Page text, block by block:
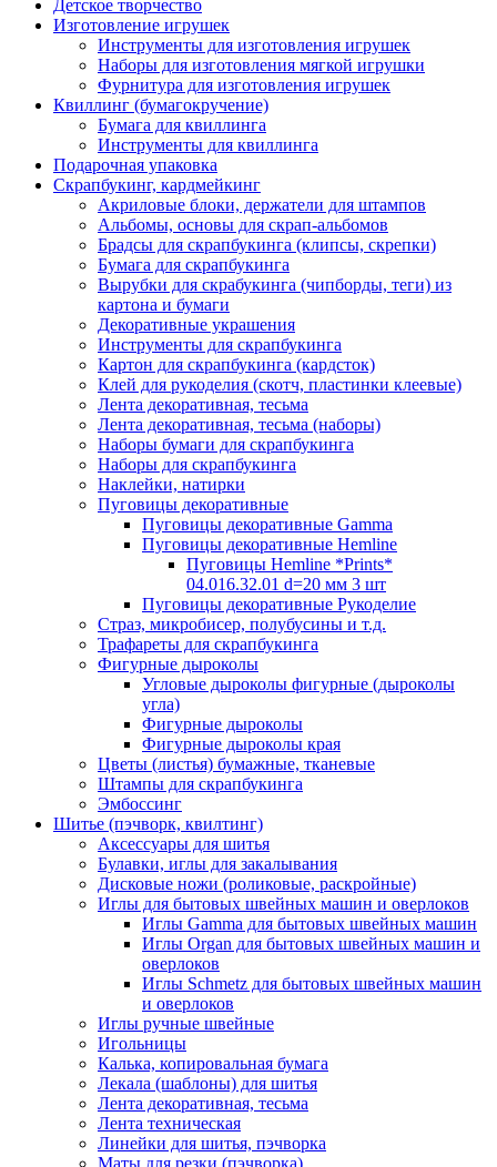
Детское творчество
Изготовление игрушек
Инструменты для изготовления игрушек
Наборы для изготовления мягкой игрушки
Фурнитура для изготовления игрушек
Квиллинг (бумагокручение)
Бумага для квиллинга
Инструменты для квиллинга
Подарочная упаковка
Скрапбукинг, кардмейкинг
Акриловые блоки, держатели для штампов
Альбомы, основы для скрап-альбомов
Брадсы для скрапбукинга (клипсы, скрепки)
Бумага для скрапбукинга
Вырубки для скрабукинга (чипборды, теги) из
картона и бумаги
Декоративные украшения
Инструменты для скрапбукинга
Картон для скрапбукинга (кардсток)
Клей для рукоделия (скотч, пластинки клеевые)
Лента декоративная, тесьма
Лента декоративная, тесьма (наборы)
Наборы бумаги для скрапбукинга
Наборы для скрапбукинга
Наклейки, натирки
Пуговицы декоративные
Пуговицы декоративные Gamma
Пуговицы декоративные Hemline
Пуговицы Hemline *Prints*
04.016.32.01 d=20 мм 3 шт
Пуговицы декоративные Рукоделие
Страз, микробисер, полубусины и т.д.
Трафареты для скрапбукинга
Фигурные дыроколы
Угловые дыроколы фигурные (дыроколы
угла)
Фигурные дыроколы
Фигурные дыроколы края
Цветы (листья) бумажные, тканевые
Штампы для скрапбукинга
Эмбоссинг
Шитье (пэчворк, квилтинг)
Аксессуары для шитья
Булавки, иглы для закалывания
Дисковые ножи (роликовые, раскройные)
Иглы для бытовых швейных машин и оверлоков
Иглы Gamma для бытовых швейных машин
Иглы Organ для бытовых швейных машин и
оверлоков
Иглы Schmetz для бытовых швейных машин
и оверлоков
Иглы ручные швейные
Игольницы
Калька, копировальная бумага
Лекала (шаблоны) для шитья
Лента декоративная, тесьма
Лента техническая
Линейки для шитья, пэчворка
Маты для резки (пэчворка)